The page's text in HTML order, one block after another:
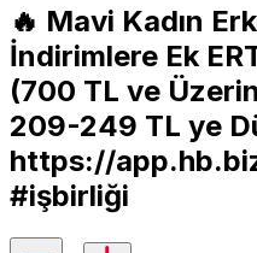
🔥 Mavi Kadın
İndirimlere Ek
(700 TL ve
209-249 TL ye
https://
#işbirliği